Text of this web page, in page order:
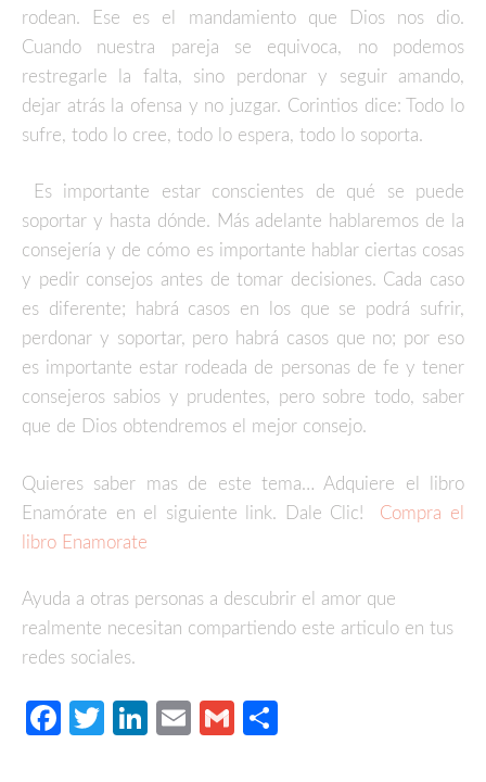
rodean. Ese es el mandamiento que Dios nos dio.
Cuando nuestra pareja se equivoca, no podemos
restregarle la falta, sino perdonar y seguir amando,
dejar atrás la ofensa y no juzgar. Corintios dice: Todo lo
sufre, todo lo cree, todo lo espera, todo lo soporta.
Es importante estar conscientes de qué se puede
soportar y hasta dónde. Más adelante hablaremos de la
consejería y de cómo es importante hablar ciertas cosas
y pedir consejos antes de tomar decisiones. Cada caso
es diferente; habrá casos en los que se podrá sufrir,
perdonar y soportar, pero habrá casos que no; por eso
es importante estar rodeada de personas de fe y tener
consejeros sabios y prudentes, pero sobre todo, saber
que de Dios obtendremos el mejor consejo.
Quieres saber mas de este tema… Adquiere el libro
Enamórate en el siguiente link. Dale Clic! Compra el
libro Enamorate
Ayuda a otras personas a descubrir el amor que
realmente necesitan compartiendo este articulo en tus
redes sociales.
Facebook
TwitterLinkedIn
EmailGmail